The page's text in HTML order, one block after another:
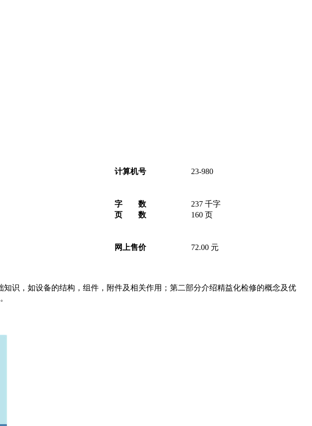
计算机号
23-980
字 数
237 千字
页 数
160 页
网上售价
72.00 元
，如设备的结构，组件，附件及相关作用；第二部分介绍精益化检修的概念及优